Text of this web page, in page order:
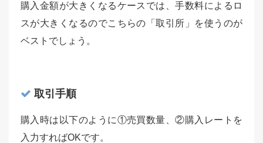
購入金額が大きくなるケースでは、手数料によるロ
スが大きくなるのでこちらの「取引所」を使うのが
ベストでしょう。
取引手順
購入時は以下のように①売買数量、②購入レートを
入力すればOKです。